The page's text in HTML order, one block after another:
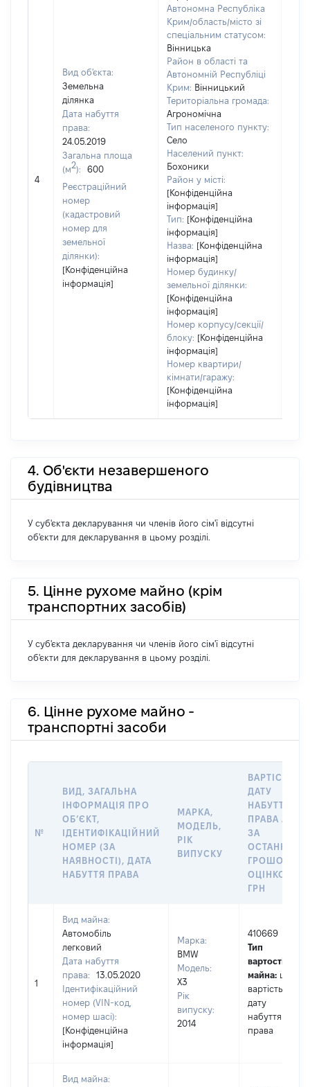
4
Вид об'єкта:
Земельна
ділянка
Дата набуття
права:
24.05.2019
Загальна площа
(м2):
600
Реєстраційний
номер
(кадастровий
номер для
земельної
ділянки):
[Конфіденційна
інформація]
Автономна Республіка
Крим/область/місто зі
спеціальним статусом:
Вінницька
Район в області та
Автономній Республіці
Крим: Вінницький
Територіальна громада:
Агрономічна
Тип населеного пункту:
Село
Населений пункт:
Бохоники
Район у місті:
[Конфіденційна
інформація]
Тип: [Конфіденційна
інформація]
Назва: [Конфіденційна
інформація]
Номер будинку/
земельної ділянки:
[Конфіденційна
інформація]
Номер корпусу/секції/
блоку: [Конфіденційна
інформація]
Номер квартири/
кімнати/гаражу:
[Конфіденційна
інформація]
4. Об'єкти незавершеного
будівництва
У суб'єкта декларування чи членів його сім'ї відсутні
об'єкти для декларування в цьому розділі.
5. Цінне рухоме майно (крім
транспортних засобів)
У суб'єкта декларування чи членів його сім'ї відсутні
об'єкти для декларування в цьому розділі.
6. Цінне рухоме майно -
транспортні засоби
№
ВИД, ЗАГАЛЬНА
ІНФОРМАЦІЯ ПРО
ОБʼЄКТ,
ІДЕНТИФІКАЦІЙНИЙ
НОМЕР (ЗА
НАЯВНОСТІ), ДАТА
НАБУТТЯ ПРАВА
МАРКА,
МОДЕЛЬ,
РІК
ВИПУСКУ
ВАРТІСТЬ НА
ДАТУ
НАБУТТЯ
ПРАВА АБО
ЗА
ГРОШОВОЮ
ОЦІНКОЮ,
ГРН
1
Вид майна:
Автомобіль
легковий
Дата набуття
права:
13.05.2020
Ідентифікаційний
номер (VIN-код,
номер шасі):
[Конфіденційна
інформація]
Марка:
BMW
Модель:
X3
Рік
випуску:
2014
410669
Тип
вартості
майна: це
вартість на
дату
набуття
права
Вид майна: